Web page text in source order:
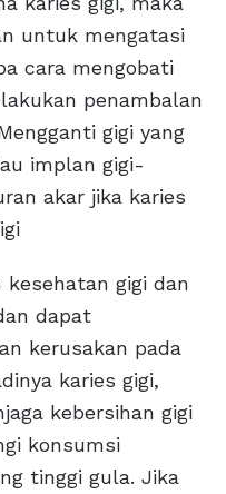
untuk mengatasi
cara mengobati
penambalan
gigi yang
implan gigi-
akar jika karies
kesehatan gigi dan
dapat
kerusakan pada
karies gigi,
kebersihan gigi
konsumsi
tinggi gula. Jika